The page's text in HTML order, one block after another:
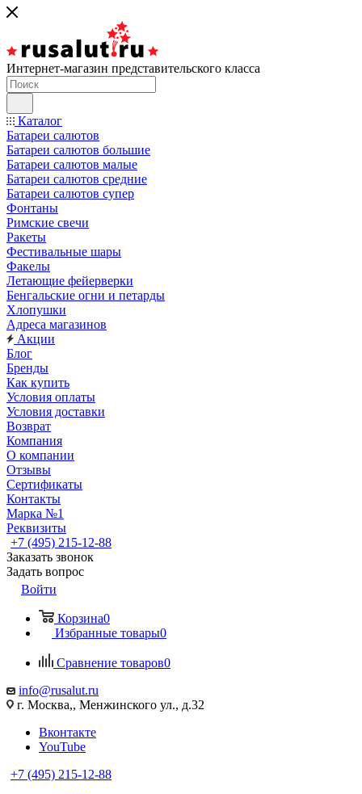
Интернет-магазин представительского класса
Каталог
Батареи салютов
Батареи салютов большие
Батареи салютов малые
Батареи салютов средние
Батареи салютов супер
Фонтаны
Римские свечи
Ракеты
Фестивальные шары
Факелы
Летающие фейерверки
Бенгальские огни и петарды
Хлопушки
Адреса магазинов
Акции
Блог
Бренды
Как купить
Условия оплаты
Условия доставки
Возврат
Компания
О компании
Отзывы
Сертификаты
Контакты
Марка №1
Реквизиты
+7 (495) 215-12-88
Заказать звонок
Задать вопрос
Войти
Корзина0
Избранные товары0
Сравнение товаров0
info@rusalut.ru
г. Москва,, Менжинского ул., д.32
Вконтакте
YouTube
+7 (495) 215-12-88